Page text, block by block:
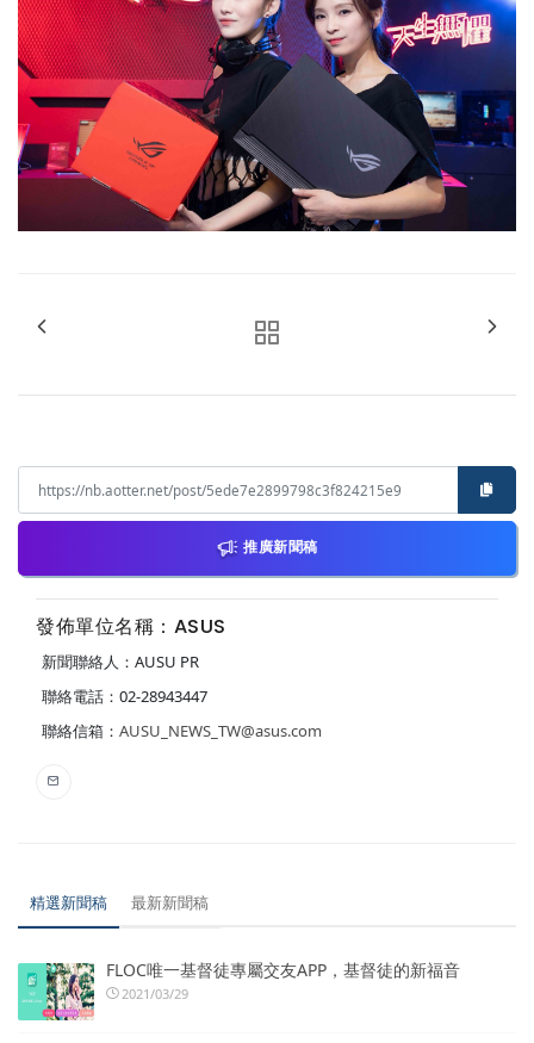
推廣新聞稿
發佈單位名稱：ASUS
新聞聯絡人：AUSU PR
聯絡電話：02-28943447
聯絡信箱： AUSU_NEWS_TW@asus.com
精選新聞稿 最新新聞稿
FLOC唯一基督徒專屬交友APP，基督徒的新福音
2021/03/29